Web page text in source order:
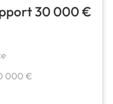
30 000 €
000 €